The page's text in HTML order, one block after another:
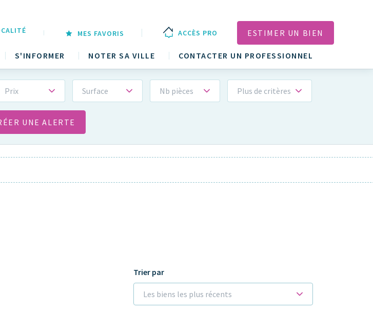
S'INFORMER NOTER SA VILLE CONTACTER UN PROFESSIONNEL
MES FAVORIS ACCÈS PRO ESTIMER UN BIEN
Prix Surface Nb pièces Plus de critères
UNE ALERTE
Trier par
Les biens les plus récents